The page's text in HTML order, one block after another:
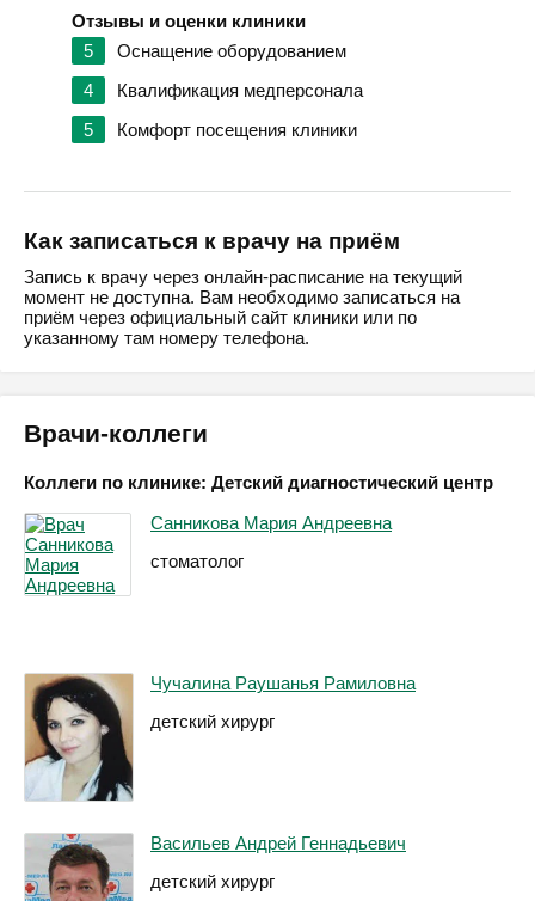
Отзывы и оценки клиники
5
Оснащение оборудованием
4
Квалификация медперсонала
5
Комфорт посещения клиники
Как записаться к врачу на приём
Запись к врачу через онлайн-расписание на текущий
момент не доступна. Вам необходимо записаться на
приём через официальный сайт клиники или по
указанному там номеру телефона.
Врачи-коллеги
Коллеги по клинике: Детский диагностический центр
Санникова Мария Андреевна
стоматолог
Чучалина Раушанья Рамиловна
детский хирург
Васильев Андрей Геннадьевич
детский хирург